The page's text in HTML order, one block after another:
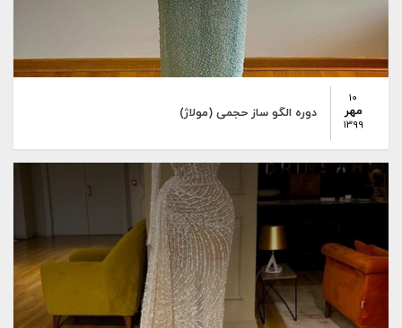
10
مهر
1399
دوره الگو ساز حجمی (مولاژ)